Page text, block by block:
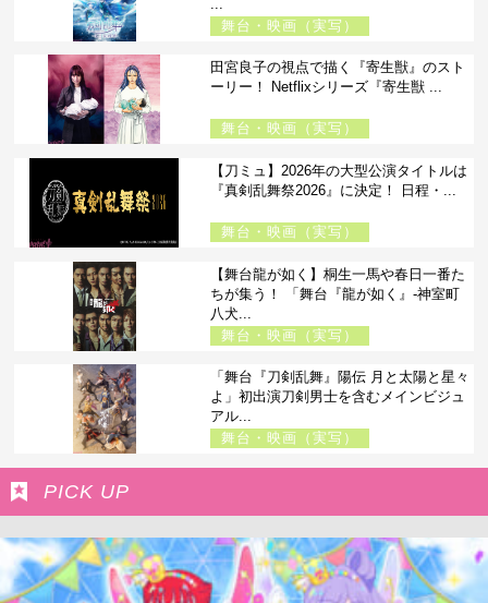
舞台・映画（実写）
田宮良子の視点で描く『寄生獣』のスト
ーリー！ Netflixシリーズ『寄生獣 ...
舞台・映画（実写）
【刀ミュ】2026年の大型公演タイトルは
『真剣乱舞祭2026』に決定！ 日程・...
舞台・映画（実写）
【舞台龍が如く】桐生一馬や春日一番た
ちが集う！ 「舞台『龍が如く』-神室町
八犬...
舞台・映画（実写）
「舞台『刀剣乱舞』陽伝 月と太陽と星々
よ」初出演刀剣男士を含むメインビジュ
アル...
舞台・映画（実写）
PICK UP